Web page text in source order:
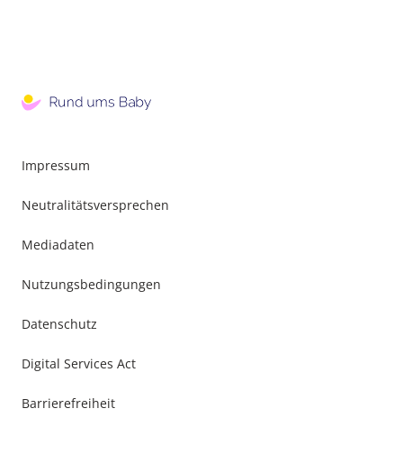
Impressum
Neutralitätsversprechen
Mediadaten
Nutzungsbedingungen
Datenschutz
Digital Services Act
Barrierefreiheit